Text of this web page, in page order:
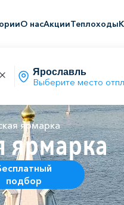
О насАкцииТеплоходы
Выберите место
ярмарка
ярмарка
подбор